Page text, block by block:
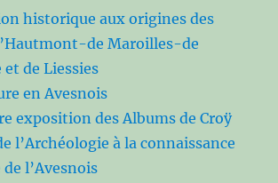
historique aux origines des
de Maroilles-de
et de Liessies
en Avesnois
exposition des Albums de Croÿ
l’Archéologie à la connaissance
l’Avesnois